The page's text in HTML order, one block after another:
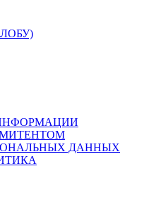
ДАННЫХ